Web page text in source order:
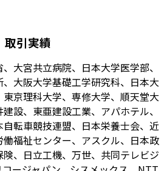
取引実績
大宮共立病院、日本大学医学部、
大阪大学基礎工学研究科、日本大
京理科大学、専修大学、順天堂大
設、東亜建設工業、アパホテル、
転車競技連盟、日本栄養士会、近
福祉センター、アスクル、日本政
、日立工機、万世、共同テレビジ